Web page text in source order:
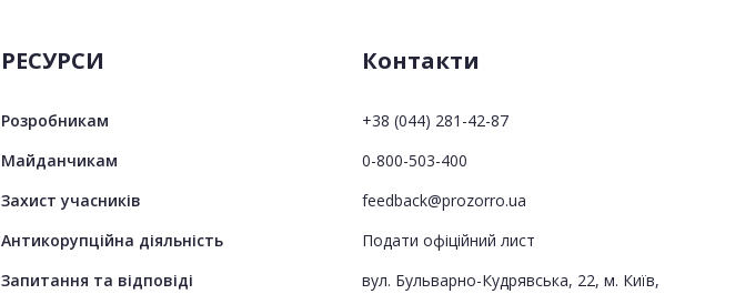
РЕСУРСИ
Розробникам
Майданчикам
Захист учасників
Антикорупційна діяльність
Запитання та відповіді
Контакти
+38 (044) 281-42-87
0-800-503-400
feedback@prozorro.ua
Подати офіційний лист
вул. Бульварно-Кудрявська, 22, м. Київ,